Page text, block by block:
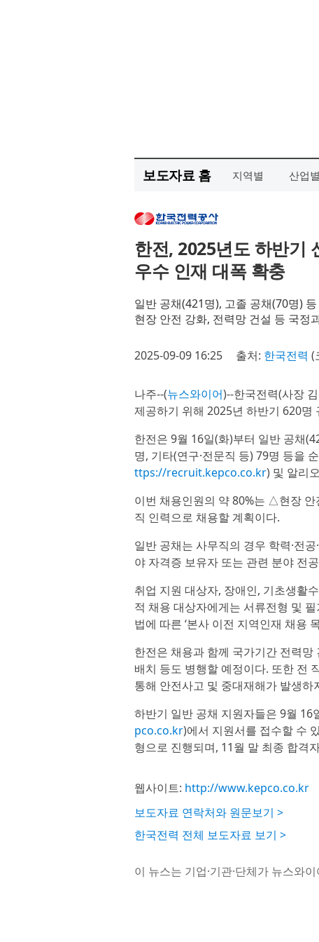
보도자료 홈 지역별 산업별
한전, 2025년도 하반기
우수 인재 대폭 확충
일반 공채(421명), 고졸 공채(70명)
현장 안전 강화, 전력망 건설 등 국정
2025-09-09 16:25 출처: 한국전력 (
나주--(뉴스와이어)--한국전력(사장
제공하기 위해 2025년 하반기 620명
한전은 9월 16일(화)부터 일반 공채
명, 기타(연구·전문직 등) 79명 등을
ttps://recruit.kepco.co.kr) 및 알리
이번 채용인원의 약 80%는 △현장
직 인력으로 채용할 계획이다.
일반 공채는 사무직의 경우 학력·전
야 자격증 보유자 또는 관련 분야 전
취업 지원 대상자, 장애인, 기초생활
적 채용 대상자에게는 서류전형 및
법에 따른 ‘본사 이전 지역인재 채용
한전은 채용과 함께 국가기간 전력
배치 등도 병행할 예정이다. 또한 전
통해 안전사고 및 중대재해가 발생하
하반기 일반 공채 지원자들은 9월 16
pco.co.kr)에서 지원서를 접수할 수
형으로 진행되며, 11월 말 최종 합격
웹사이트: http://www.kepco.co.kr
보도자료 연락처와 원문보기 >
한국전력 전체 보도자료 보기 >
이 뉴스는 기업·기관·단체가 뉴스와